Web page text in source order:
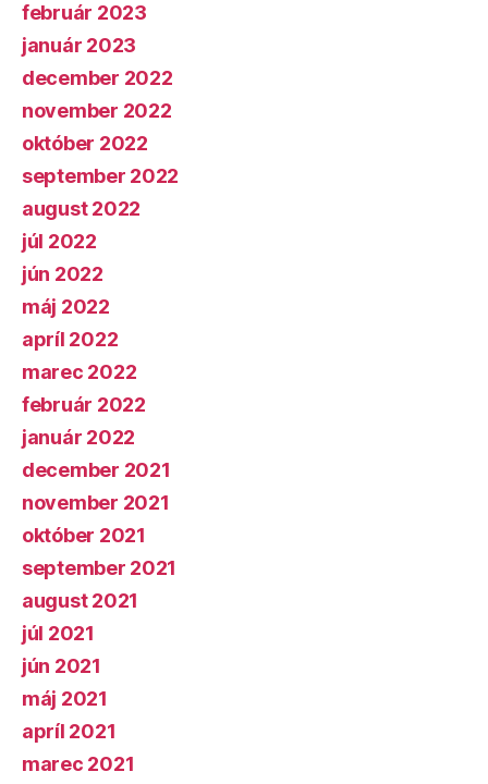
február 2023
január 2023
december 2022
november 2022
október 2022
september 2022
august 2022
júl 2022
jún 2022
máj 2022
apríl 2022
marec 2022
február 2022
január 2022
december 2021
november 2021
október 2021
september 2021
august 2021
júl 2021
jún 2021
máj 2021
apríl 2021
marec 2021